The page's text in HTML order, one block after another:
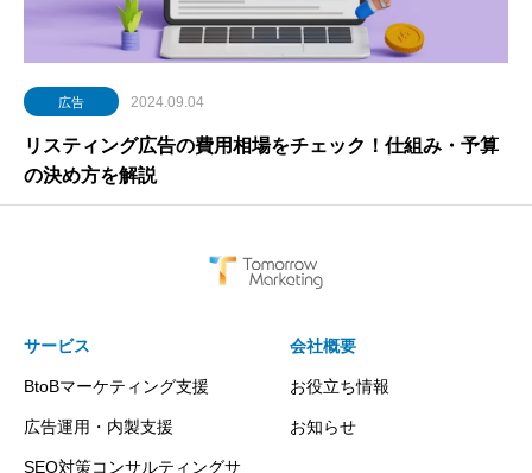
広告 2024.09.04
リスティング広告の費用相場をチェック！仕組み・予算
の決め方を解説
サービス
BtoBマーケティング支援
広告運用・内製支援
SEO対策コンサルティングサ
会社概要
お役立ち情報
お知らせ